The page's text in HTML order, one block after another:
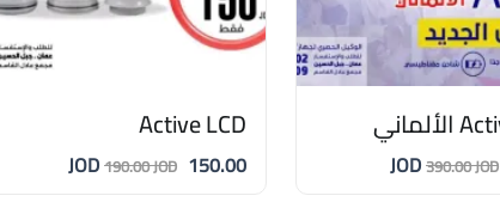
390.00 JOD
Active LCD
150.00 JOD
190.00 JOD